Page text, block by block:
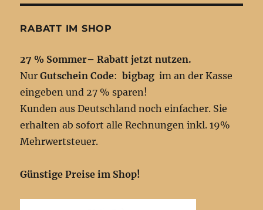
RABATT IM SHOP
27 % Sommer– Rabatt jetzt nutzen.
NurGutschein Code:bigbagim an der Kasse
eingeben und 27 % sparen!
Kunden aus Deutschland noch einfacher. Sie
erhalten ab sofort alle Rechnungen inkl. 19%
Mehrwertsteuer.
Günstige Preise im Shop!